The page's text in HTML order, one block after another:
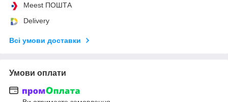
Meest ПОШТА
Delivery
Всі умови доставки
Умови оплати